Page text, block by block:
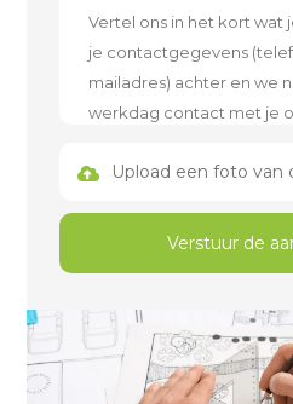
Upload een foto
Verstuur de